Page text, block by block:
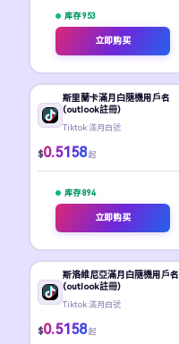
库存 953
立即购买
斯里蘭卡滿月白隨機用戶名
(outlook註冊)
Tiktok 滿月白號
$0.5158 起
库存 894
立即购买
斯洛維尼亞滿月白隨機用戶名
(outlook註冊)
Tiktok 滿月白號
$0.5158 起